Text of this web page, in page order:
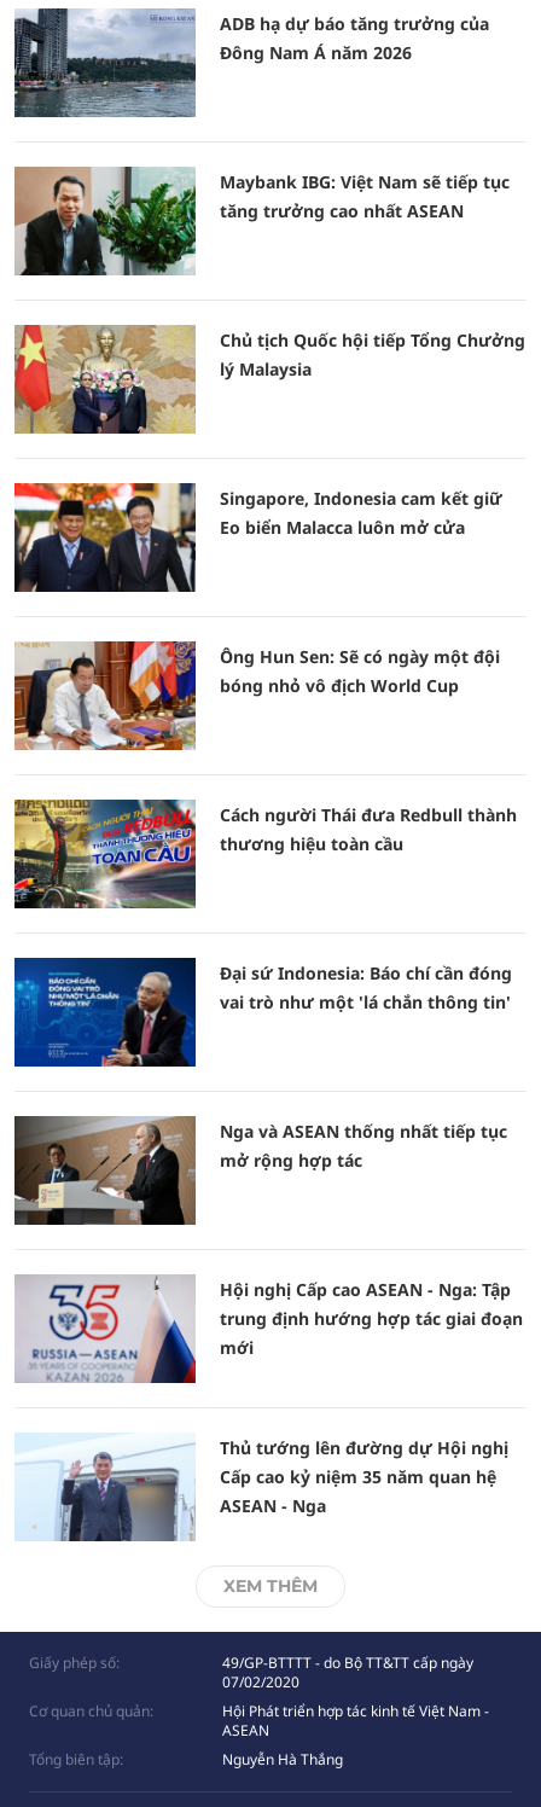
ADB hạ dự báo tăng trưởng của
Đông Nam Á năm 2026
Maybank IBG: Việt Nam sẽ tiếp tục
tăng trưởng cao nhất ASEAN
Chủ tịch Quốc hội tiếp Tổng Chưởng
lý Malaysia
Singapore, Indonesia cam kết giữ
Eo biển Malacca luôn mở cửa
Ông Hun Sen: Sẽ có ngày một đội
bóng nhỏ vô địch World Cup
Cách người Thái đưa Redbull thành
thương hiệu toàn cầu
Đại sứ Indonesia: Báo chí cần đóng
vai trò như một 'lá chắn thông tin'
Nga và ASEAN thống nhất tiếp tục
mở rộng hợp tác
Hội nghị Cấp cao ASEAN - Nga: Tập
trung định hướng hợp tác giai đoạn
mới
Thủ tướng lên đường dự Hội nghị
Cấp cao kỷ niệm 35 năm quan hệ
ASEAN - Nga
XEM THÊM
Giấy phép số:
49/GP-BTTTT - do Bộ TT&TT cấp ngày
07/02/2020
Cơ quan chủ quản:
Hội Phát triển hợp tác kinh tế Việt Nam -
ASEAN
Tổng biên tập:
Nguyễn Hà Thắng